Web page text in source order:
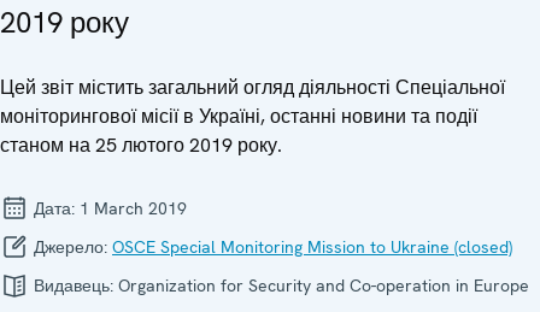
2019 року
Цей звіт містить загальний огляд діяльності Спеціальної
моніторингової місії в Україні, останні новини та події
станом на 25 лютого 2019 року.
Дата: 1 March 2019
Джерело: OSCE Special Monitoring Mission to Ukraine (closed)
Видавець: Organization for Security and Co-operation in Europe